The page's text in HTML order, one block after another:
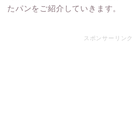
たパンをご紹介していきます。
スポンサーリンク